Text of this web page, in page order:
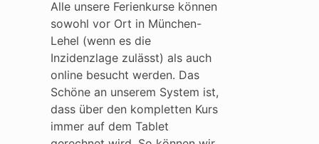
Alle unsere Ferienkurse können
sowohl vor Ort in München-
Lehel (wenn es die
Inzidenzlage zulässt) als auch
online besucht werden. Das
Schöne an unserem System ist,
dass über den kompletten Kurs
immer auf dem Tablet